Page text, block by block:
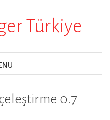
Türkiye
0.7